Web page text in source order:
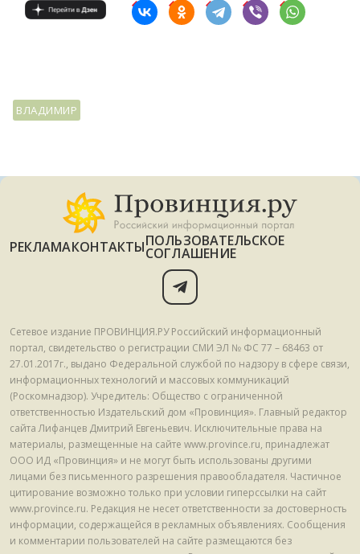
ВЛАДИМИР
РЕКЛАМАКОНТАКТЫПОЛЬЗОВАТЕЛЬСКОЕ
СОГЛАШЕНИЕ
Сетевое издание ПРОВИНЦИЯ.РУ Российский информационный
портал, свидетельство о регистрации СМИ ЭЛ № ФС 77 – 68463 от
27.01.2017г., выдано Федеральной службой по надзору в сфере связи,
информационных технологий и массовых коммуникаций
(Роскомнадзор). Учредитель: Общество с ограниченной
ответственностью Издательский дом «Провинция». Главный редактор
сайта Лифанцев Дмитрий Евгеньевич. Исключительные права на
материалы, размещенные на сайте www.province.ru, принадлежат
ООО ИД «Провинция» и не могут быть использованы другими
лицами без письменного разрешения правообладателя. Частичное
цитирование возможно только при условии гиперссылки на сайт
www.province.ru. Редакция не несет ответственности за достоверность
информации, содержащейся в рекламных объявлениях. Сообщения
и комментарии пользователей на сайте размещаются без